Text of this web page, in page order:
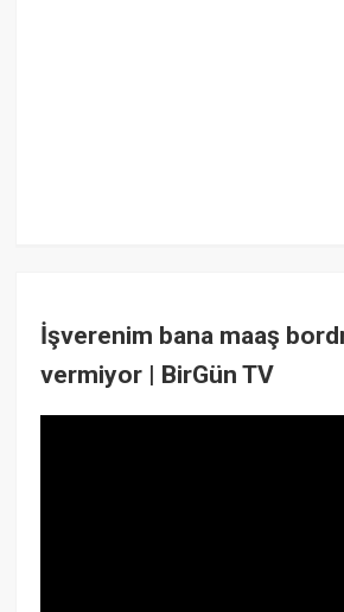
İşverenim bana maaş
vermiyor | BirGün TV